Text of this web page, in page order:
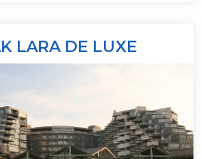
LARA DE LUXE